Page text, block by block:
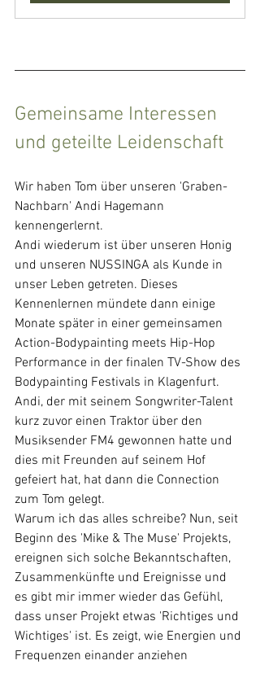
Gemeinsame Interessen
und geteilte Leidenschaft
Wir haben Tom über unseren 'Graben-
Nachbarn' Andi Hagemann
kennengerlernt.
Andi wiederum ist über unseren Honig
und unseren NUSSINGA als Kunde in
unser Leben getreten. Dieses
Kennenlernen mündete dann einige
Monate später in einer gemeinsamen
Action-Bodypainting meets Hip-Hop
Performance in der finalen TV-Show des
Bodypainting Festivals in Klagenfurt.
Andi, der mit seinem Songwriter-Talent
kurz zuvor einen Traktor über den
Musiksender FM4 gewonnen hatte und
dies mit Freunden auf seinem Hof
gefeiert hat, hat dann die Connection
zum Tom gelegt.
Warum ich das alles schreibe? Nun, seit
Beginn des 'Mike & The Muse' Projekts,
ereignen sich solche Bekanntschaften,
Zusammenkünfte und Ereignisse und
es gibt mir immer wieder das Gefühl,
dass unser Projekt etwas 'Richtiges und
Wichtiges' ist. Es zeigt, wie Energien und
Frequenzen einander anziehen